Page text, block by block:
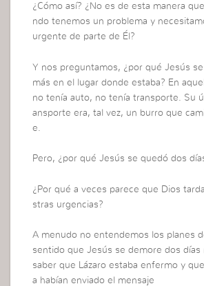
¿Cómo así? ¿No es de esta manera
ndo tenemos un problema y
urgente de parte de Él?
Y nos preguntamos, ¿por qué Jesús
más en el lugar donde estaba? En
no tenía auto, no tenía transporte. Su
ansporte era, tal vez, un burro que
e.
Pero, ¿por qué Jesús se quedó dos
¿Por qué a veces parece que Dios
stras urgencias?
A menudo no entendemos los planes
sentido que Jesús se demore dos días
saber que Lázaro estaba enfermo y
a habían enviado el mensaje